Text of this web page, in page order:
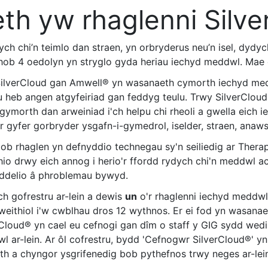
yw rhaglenni
chi’n teimlo dan straen, yn orbryderus neu’n isel,
4 oedolyn yn stryglo gyda heriau iechyd meddwl.
gan Amwell® yn wasanaeth cymorth iechyd
heb angen atgyfeiriad gan feddyg teulu. Trwy
dan arweiniad i'ch helpu chi rheoli a gwella eich
gyfer gorbryder ysgafn-i-gymedrol, iselder, straen,
rhaglen yn defnyddio technegau sy'n seiliedig ar
drwy eich annog i herio'r ffordd rydych chi'n meddwl
â phroblemau bywyd.
gofrestru ar-lein a dewis un o'r rhaglenni iechyd
i'w cwblhau dros 12 wythnos. Er ei fod yn
yn cael eu cefnogi gan dîm o staff y GIG sydd
ar-lein. Ar ôl cofrestru, bydd 'Cefnogwr SilverCloud®'
a chyngor ysgrifenedig bob pythefnos trwy neges ar-